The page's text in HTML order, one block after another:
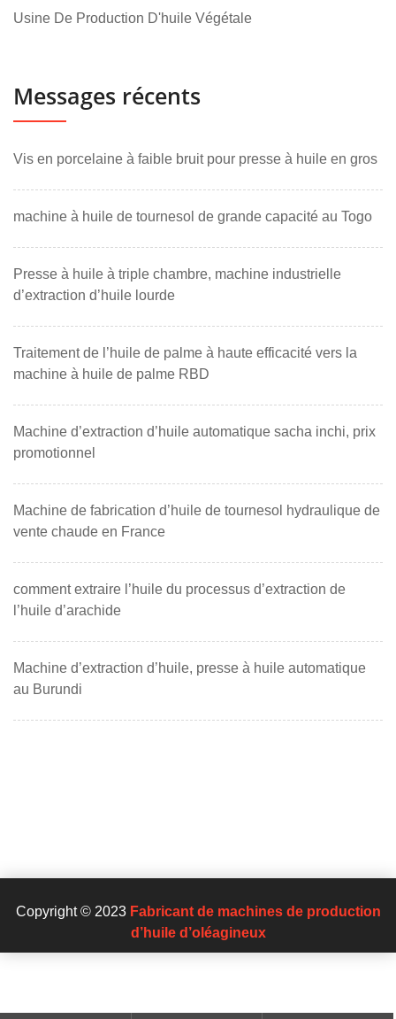
Usine De Production D'huile Végétale
Messages récents
Vis en porcelaine à faible bruit pour presse à huile en gros
machine à huile de tournesol de grande capacité au Togo
Presse à huile à triple chambre, machine industrielle
d’extraction d’huile lourde
Traitement de l’huile de palme à haute efficacité vers la
machine à huile de palme RBD
Machine d’extraction d’huile automatique sacha inchi, prix
promotionnel
Machine de fabrication d’huile de tournesol hydraulique de
vente chaude en France
comment extraire l’huile du processus d’extraction de
l’huile d’arachide
Machine d’extraction d’huile, presse à huile automatique
au Burundi
Copyright © 2023 Fabricant de machines de production
d’huile d’oléagineux